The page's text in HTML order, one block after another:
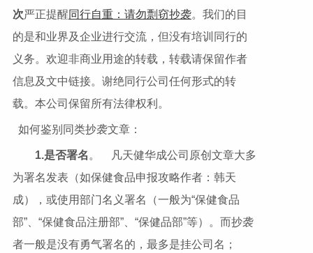
次严正提醒同行自重：请勿剽窃抄袭。我们的目
的是和业界及企业进行交流，但没有培训同行的
义务。欢迎非商业用途的转载，转载请保留作者
信息及文中链接。谢绝同行公司任何形式的转
载。本公司保留所有法律权利。
如何鉴别同类抄袭文章：
1.是否署名 。 凡天健华成公司原创文章大多
为署名发表（如保健食品申报攻略作者：韩天
成），或使用部门名义署名（一般为“保健食品
部”、“保健食品注册部”、“保健品部”等）。而抄袭
者一般是没有勇气署名的，最多是挂公司名；